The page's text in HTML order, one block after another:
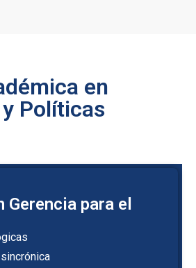
en
Políticas
Gerencia para el